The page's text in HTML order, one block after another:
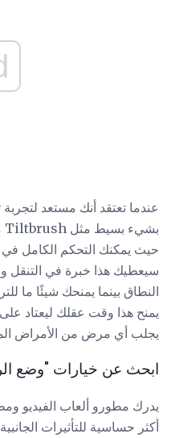
عندما تعتقد أنك مستعد
حيث يمكنك التحكم الكامل في
سيعطيك هذا خبرة في التنقل
النطاق بينما يمنحك شيئًا ما
يمنح هذا وقت عقلك ليعتاد على
يجلب أي مرض من الأمراض
ابحث عن خيارات "وضع
يدرك مطورو ألعاب الفيديو